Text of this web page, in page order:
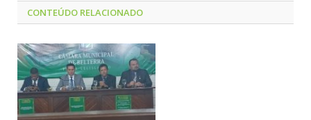
CONTEÚDO RELACIONADO